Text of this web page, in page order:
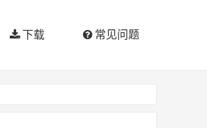
下载 常见问题